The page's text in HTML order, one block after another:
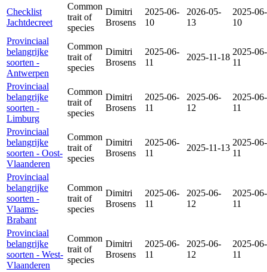
Checklist
Jachtdecreet
Common
trait of
species
Dimitri
Brosens
2025-06-
10
2026-05-
13
2025-06-
10
Provinciaal
belangrijke
soorten -
Antwerpen
Common
trait of
species
Dimitri
Brosens
2025-06-
11
2025-11-18
2025-06-
11
Provinciaal
belangrijke
soorten -
Limburg
Common
trait of
species
Dimitri
Brosens
2025-06-
11
2025-06-
12
2025-06-
11
Provinciaal
belangrijke
soorten - Oost-
Vlaanderen
Common
trait of
species
Dimitri
Brosens
2025-06-
11
2025-11-13
2025-06-
11
Provinciaal
belangrijke
soorten -
Vlaams-
Brabant
Common
trait of
species
Dimitri
Brosens
2025-06-
11
2025-06-
12
2025-06-
11
Provinciaal
belangrijke
soorten - West-
Vlaanderen
Common
trait of
species
Dimitri
Brosens
2025-06-
11
2025-06-
12
2025-06-
11